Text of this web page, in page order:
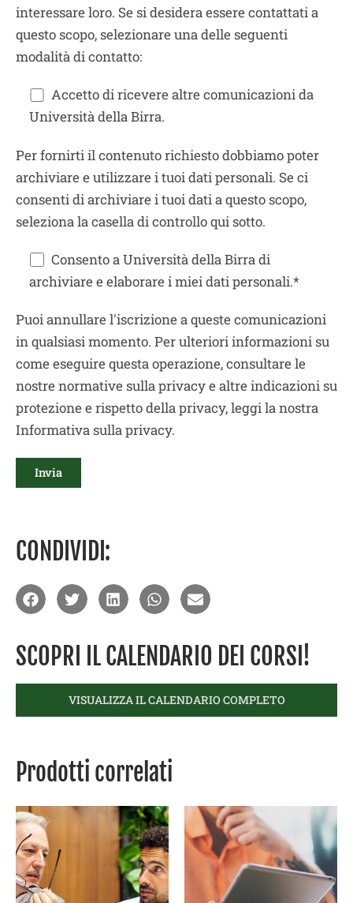
interessare loro. Se si desidera essere contattati a
questo scopo, selezionare una delle seguenti
modalità di contatto:
Accetto di ricevere altre comunicazioni da
Università della Birra.
Per fornirti il contenuto richiesto dobbiamo poter
archiviare e utilizzare i tuoi dati personali. Se ci
consenti di archiviare i tuoi dati a questo scopo,
seleziona la casella di controllo qui sotto.
Consento a Università della Birra di
archiviare e elaborare i miei dati personali.*
Puoi annullare l'iscrizione a queste comunicazioni
in qualsiasi momento. Per ulteriori informazioni su
come eseguire questa operazione, consultare le
nostre normative sulla privacy e altre indicazioni su
protezione e rispetto della privacy, leggi la nostra
Informativa sulla privacy.
CONDIVIDI:
SCOPRI IL CALENDARIO DEI CORSI!
VISUALIZZA IL CALENDARIO COMPLETO
Prodotti correlati